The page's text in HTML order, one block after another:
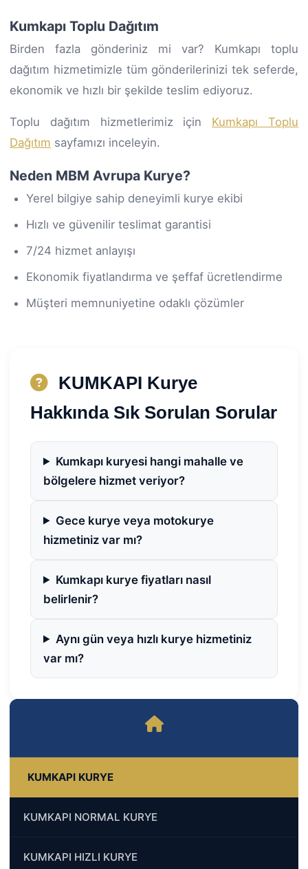
KUMKAPI KURYE
KUMKAPI NORMAL KURYE
KUMKAPI HIZLI KURYE
Kumkapı Toplu Dağıtım
Birden fazla gönderiniz mi var? Kumkapı toplu
dağıtım hizmetimizle tüm gönderilerinizi tek seferde,
ekonomik ve hızlı bir şekilde teslim ediyoruz.
Toplu dağıtım hizmetlerimiz için Kumkapı Toplu
Dağıtım sayfamızı inceleyin.
Neden MBM Avrupa Kurye?
Yerel bilgiye sahip deneyimli kurye ekibi
Hızlı ve güvenilir teslimat garantisi
7/24 hizmet anlayışı
Ekonomik fiyatlandırma ve şeffaf ücretlendirme
Müşteri memnuniyetine odaklı çözümler
KUMKAPI Kurye
Hakkında Sık Sorulan Sorular
Kumkapı kuryesi hangi mahalle ve
bölgelere hizmet veriyor?
Gece kurye veya motokurye
hizmetiniz var mı?
Kumkapı kurye fiyatları nasıl
belirlenir?
Aynı gün veya hızlı kurye hizmetiniz
var mı?